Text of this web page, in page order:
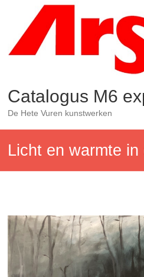
inhoud
Catalogus M6
De Hete Vuren kunstwerken
Licht en warmte